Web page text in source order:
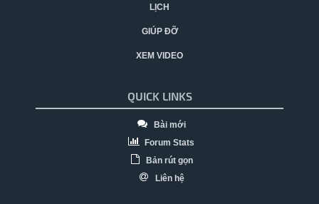
LỊCH
GIÚP ĐỠ
XEM VIDEO
QUICK LINKS
Bài mới
Forum Stats
Bản rút gọn
Liên hệ